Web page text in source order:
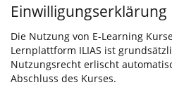
Einwilligungserklärung
Die Nutzung von E-Learning
Lernplattform ILIAS ist
Nutzungsrecht erlischt
Abschluss des Kurses.